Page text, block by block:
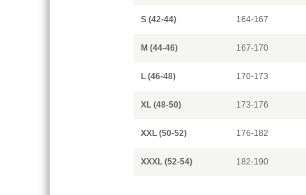
S (42-44) 164-167
M (44-46) 167-170
L (46-48) 170-173
XL (48-50) 173-176
XXL (50-52) 176-182
XXXL (52-54) 182-190